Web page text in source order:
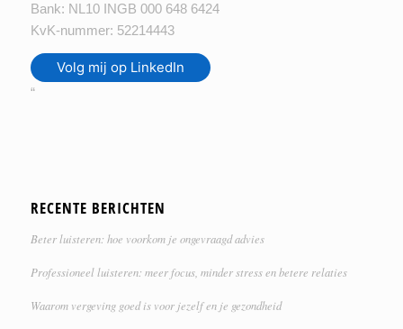
Bank: NL10 INGB 000 648 6424
KvK-nummer: 52214443
Volg mij op LinkedIn
“
RECENTE BERICHTEN
Beter luisteren: hoe voorkom je ongevraagd advies
Professioneel luisteren: meer focus, minder stress en betere relaties
Waarom vergeving goed is voor jezelf en je gezondheid